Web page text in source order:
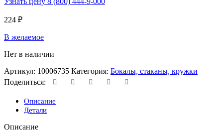
224 ₽
В желаемое
Нет в наличии
Артикул: 10006735 Категория: Бокалы, стаканы, кружки
Поделиться:
Описание
Детали
Описание